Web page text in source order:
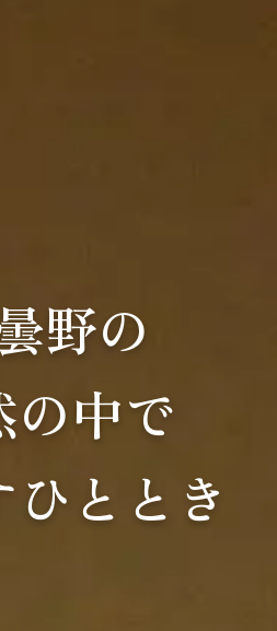
野の
の中で
ととき